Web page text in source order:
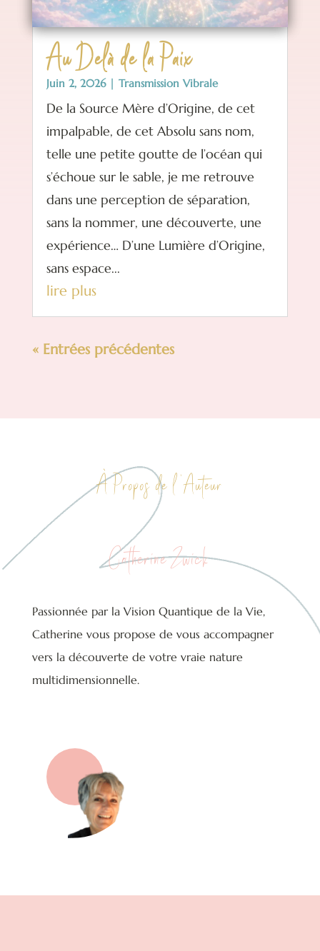
Au Delà de la Paix
Juin 2, 2026| Transmission Vibrale
De la Source Mère d’Origine, de cet
impalpable, de cet Absolu sans nom,
telle une petite goutte de l’océan qui
s’échoue sur le sable, je me retrouve
dans une perception de séparation,
sans la nommer, une découverte, une
expérience… D’une Lumière d’Origine,
sans espace...
lire plus
« Entrées précédentes
À Propos de l ‘Auteur
Catherine Zwick
Passionnée par la Vision Quantique de la Vie,
Catherine vous propose de vous accompagner
vers la découverte de votre vraie nature
multidimensionnelle.